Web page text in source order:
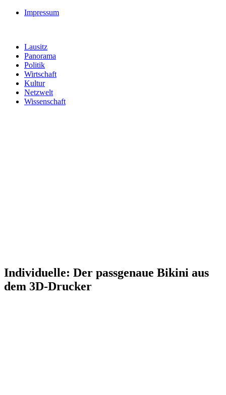
Impressum
Lausitz
Panorama
Politik
Wirtschaft
Kultur
Netzwelt
Wissenschaft
Individuelle: Der passgenaue Bikini aus
dem 3D-Drucker